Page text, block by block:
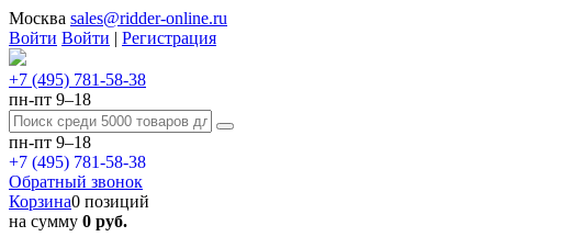
Москва sales@ridder-online.ru
Войти Войти | Регистрация
+7 (495) 781-58-38
пн-пт 9–18
пн-пт 9–18
+7 (495) 781-58-38
Обратный звонок
Корзина0 позиций
на сумму 0 руб.